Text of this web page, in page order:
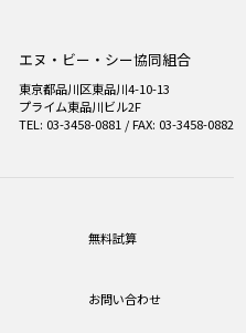
無料試算
お問い合わせ
エヌ・ビー・シー協同組合
東京都品川区東品川4-10-13
プライム東品川ビル2F
TEL: 03-3458-0881 / FAX: 03-3458-0882